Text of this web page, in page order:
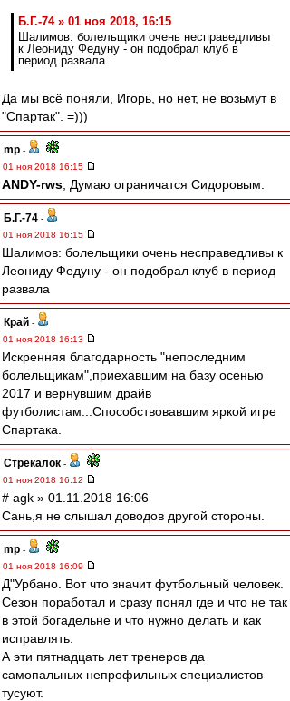
Б.Г.-74 » 01 ноя 2018, 16:15
Шалимов: болельщики очень несправедливы
к Леониду Федуну - он подобрал клуб в
период развала
Да мы всё поняли, Игорь, но нет, не возьмут в
"Спартак". =)))
mp -
01 ноя 2018 16:15
ANDY-rws , Думаю ограничатся Сидоровым.
Б.Г.-74 -
01 ноя 2018 16:15
Шалимов: болельщики очень несправедливы к
Леониду Федуну - он подобрал клуб в период
развала
Край -
01 ноя 2018 16:13
Искренняя благодарность "непоследним
болельщикам",приехавшим на базу осенью
2017 и вернувшим драйв
футболистам...Способствовавшим яркой игре
Спартака.
Стрекалок -
01 ноя 2018 16:12
# agk » 01.11.2018 16:06
Сань,я не слышал доводов другой стороны.
mp -
01 ноя 2018 16:09
Д"Урбано. Вот что значит футбольный человек.
Сезон поработал и сразу понял где и что не так
в этой богадельне и что нужно делать и как
исправлять.
А эти пятнадцать лет тренеров да
самопальных непрофильных специалистов
тусуют.